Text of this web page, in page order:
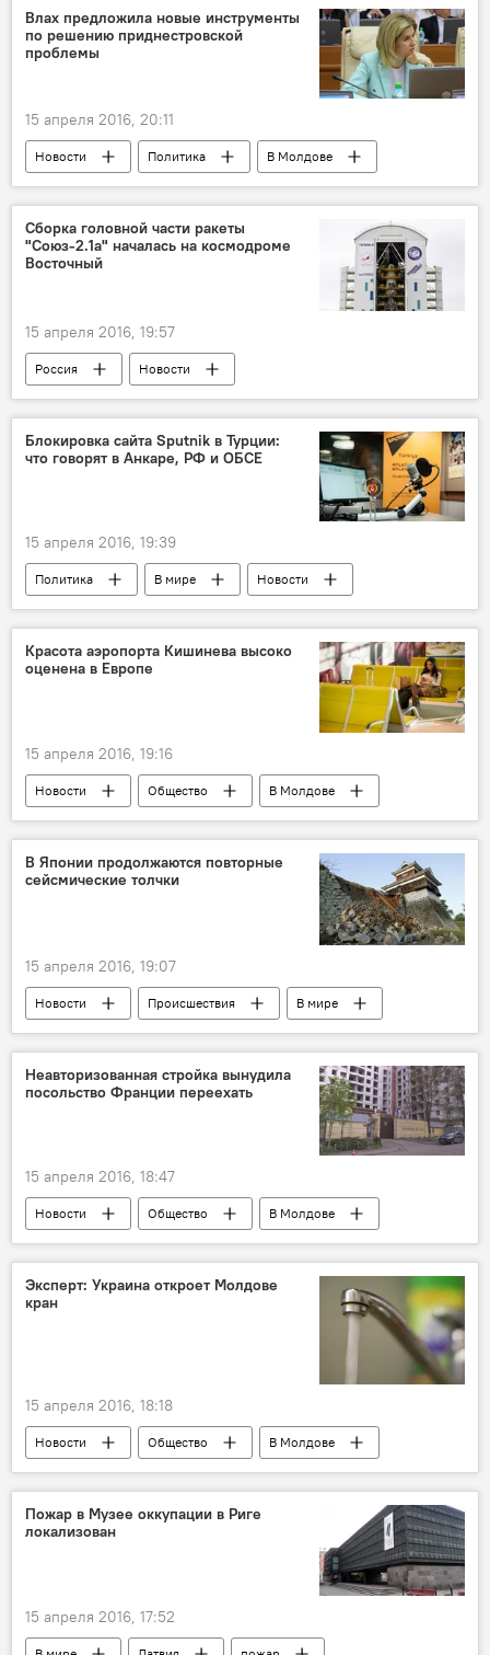
"прямая линия"
депортация
Влах предложила новые инструменты
по решению приднестровской
проблемы
15 апреля 2016, 20:11
Новости Политика
В Молдове
Приднестровье
Республика Молдова
Гагаузия
Ирина Влах
переговоры в формате "5+2"
Сборка головной части ракеты
"Союз-2.1а" началась на космодроме
Восточный
15 апреля 2016, 19:57
Россия Новости
Блокировка сайта Sputnik в Турции:
что говорят в Анкаре, РФ и ОБСЕ
15 апреля 2016, 19:39
Политика В мире
Новости
Общество
Турция Sputnik
Красота аэропорта Кишинева высоко
оценена в Европе
15 апреля 2016, 19:16
Новости Общество
В Молдове
Республика Молдова
AVIA INVEST
Международный аэропорт Кишинева
дизайн
В Японии продолжаются повторные
сейсмические толчки
15 апреля 2016, 19:07
Новости Происшествия
В мире
Япония
Синдзо Абэ
Сергей Лавров
Неавторизованная стройка вынудила
посольство Франции переехать
15 апреля 2016, 18:47
Новости Общество
В Молдове
Республика Молдова
Ион Штефэницэ
здание
незаконное строительство
Эксперт: Украина откроет Молдове
кран
15 апреля 2016, 18:18
Новости Общество
В Молдове
Украина
Республика Молдова
Днестр
Илья Тромбицкий
уровень
Пожар в Музее оккупации в Риге
локализован
15 апреля 2016, 17:52